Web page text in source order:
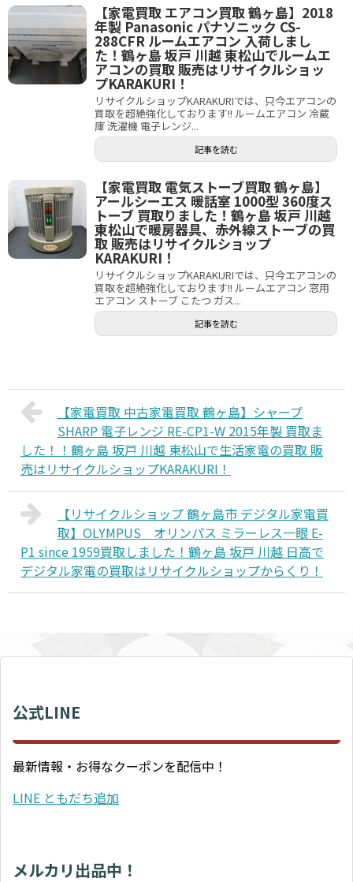
【家電買取 エアコン買取 鶴ヶ島】2018
年製 Panasonic パナソニック CS-
288CFR ルームエアコン 入荷しまし
た！鶴ヶ島 坂戸 川越 東松山でルームエ
アコンの買取 販売はリサイクルショッ
プKARAKURI！
リサイクルショップKARAKURIでは、只今エアコンの
買取を超絶強化しております!! ルームエアコン 冷蔵
庫 洗濯機 電子レンジ...
記事を読む
【家電買取 電気ストーブ買取 鶴ヶ島】
アールシーエス 暖話室 1000型 360度ス
トーブ 買取りました！鶴ヶ島 坂戸 川越
東松山で暖房器具、赤外線ストーブの買
取 販売はリサイクルショップ
KARAKURI！
リサイクルショップKARAKURIでは、只今エアコンの
買取を超絶強化しております!! ルームエアコン 窓用
エアコン ストーブ こたつ ガス...
記事を読む
【家電買取 中古家電買取 鶴ヶ島】シャープ
SHARP 電子レンジ RE-CP1-W 2015年製 買取ま
した！！鶴ヶ島 坂戸 川越 東松山で生活家電の買取 販
売はリサイクルショップKARAKURI！
【リサイクルショップ 鶴ヶ島市 デジタル家電買
取】OLYMPUS オリンパス ミラーレス一眼 E-
P1 since 1959買取しました！鶴ヶ島 坂戸 川越 日高で
デジタル家電の買取はリサイクルショップからくり！
公式LINE
最新情報・お得なクーポンを配信中！
LINE ともだち追加
メルカリ出品中！